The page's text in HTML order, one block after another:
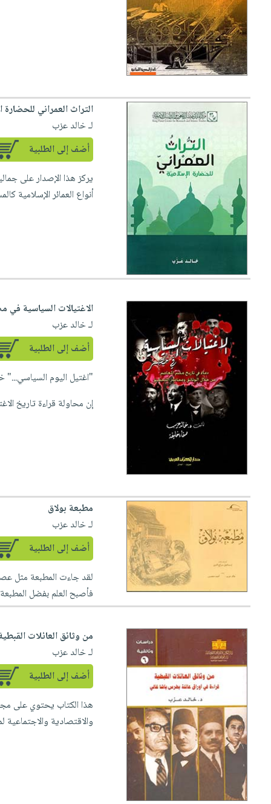
صابون
أطفال
مناسبات
فيديوهات
أسئلة
يتكرر
طرحها
خدمات
نيل
تواصل
معنا
عربة
التسوق
نشرة
الإصدارات
التراث العمراني للحضارة
لـ خالد عزب
أضف إلى الطلبية
يركز هذا الإصدار على
أنواع العمائر الإسلامية
الاغتيالات السياسية
لـ خالد عزب
أضف إلى الطلبية
"اغتيل اليوم
إن محاولة قراءة تاريخ
مطبعة بولاق
لـ خالد عزب
أضف إلى الطلبية
لقد جاءت المطبعة مثل
فأصبح العلم بفضل
من وثائق العائلات
لـ خالد عزب
أضف إلى الطلبية
هذا الكتاب يحتوي على
والاقتصادية والاجتماعية